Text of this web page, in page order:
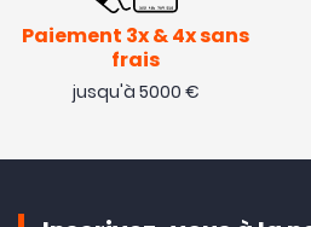
Paiement 3x & 4x sans
frais
jusqu'à 5000 €